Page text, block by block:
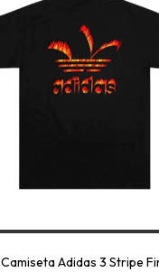
Camiseta Adidas 3 Stripe